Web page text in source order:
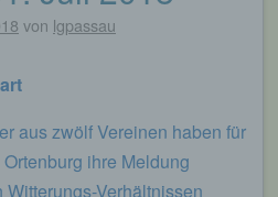
von lgpassau
aus zwölf Vereinen haben für
ihre Meldung
Verhältnissen